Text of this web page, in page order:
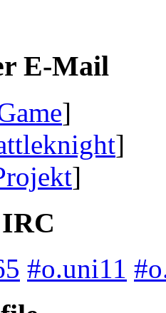
E-Mail
]
]
]
#o.uni11